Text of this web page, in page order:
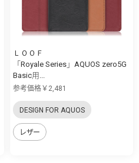
ＬＯＯＦ
「Royale Series」AQUOS zero5G
Basic用...
参考価格￥2,481
DESIGN FOR AQUOS
レザー